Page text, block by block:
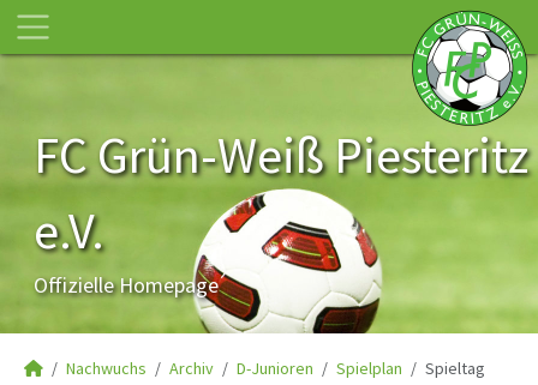
FC Grün-Weiß Piesteritz
e.V.
Offizielle Homepage
Nachwuchs Archiv D-Junioren Spielplan Spieltag